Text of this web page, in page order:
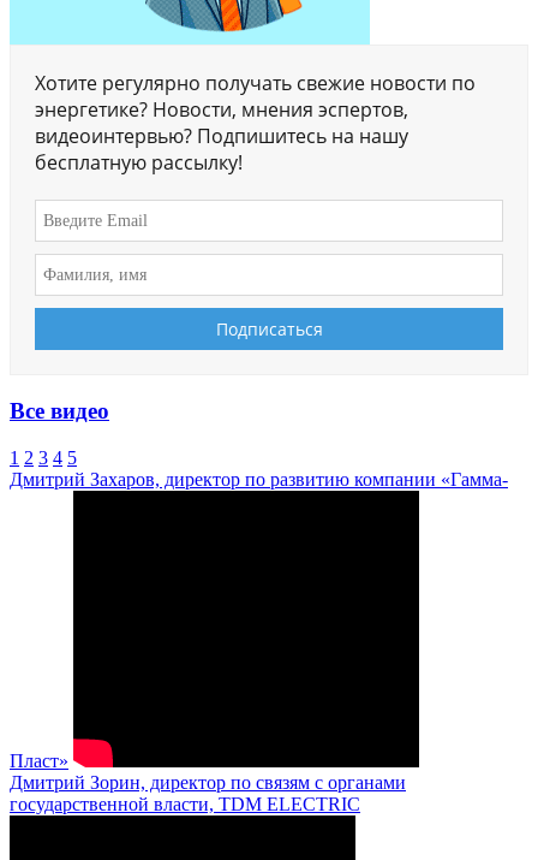
Хотите регулярно получать свежие новости по
энергетике? Новости, мнения эспертов,
видеоинтервью? Подпишитесь на нашу
бесплатную рассылку!
Все видео
1 2 3 4 5
Дмитрий Захаров, директор по развитию компании «Гамма-
Пласт»
Дмитрий Зорин, директор по связям с органами
государственной власти, TDM ELECTRIC